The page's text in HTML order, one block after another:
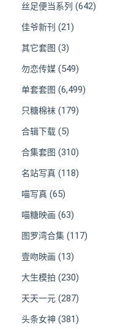
丝足便当系列 (642)
佳爷新刊 (21)
其它套图 (3)
勿恋传媒 (549)
单套套图 (6,499)
只糖棉袜 (179)
合辑下载 (5)
合集套图 (310)
名站写真 (118)
喵写真 (65)
喵糖映画 (63)
图罗湾合集 (117)
壹吻映画 (13)
大生模拍 (230)
天天一元 (287)
头条女神 (381)